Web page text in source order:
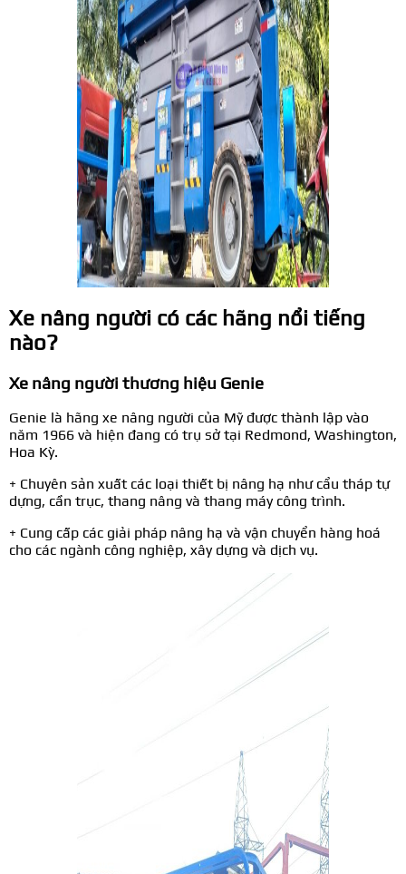
Xe nâng người có các hãng nổi tiếng
nào?
Xe nâng người thương hiệu Genie
Genie là hãng xe nâng người của Mỹ được thành lập vào
năm 1966 và hiện đang có trụ sở tại Redmond, Washington,
Hoa Kỳ.
+ Chuyên sản xuất các loại thiết bị nâng hạ như cẩu tháp tự
dựng, cần trục, thang nâng và thang máy công trình.
+ Cung cấp các giải pháp nâng hạ và vận chuyển hàng hoá
cho các ngành công nghiệp, xây dựng và dịch vụ.